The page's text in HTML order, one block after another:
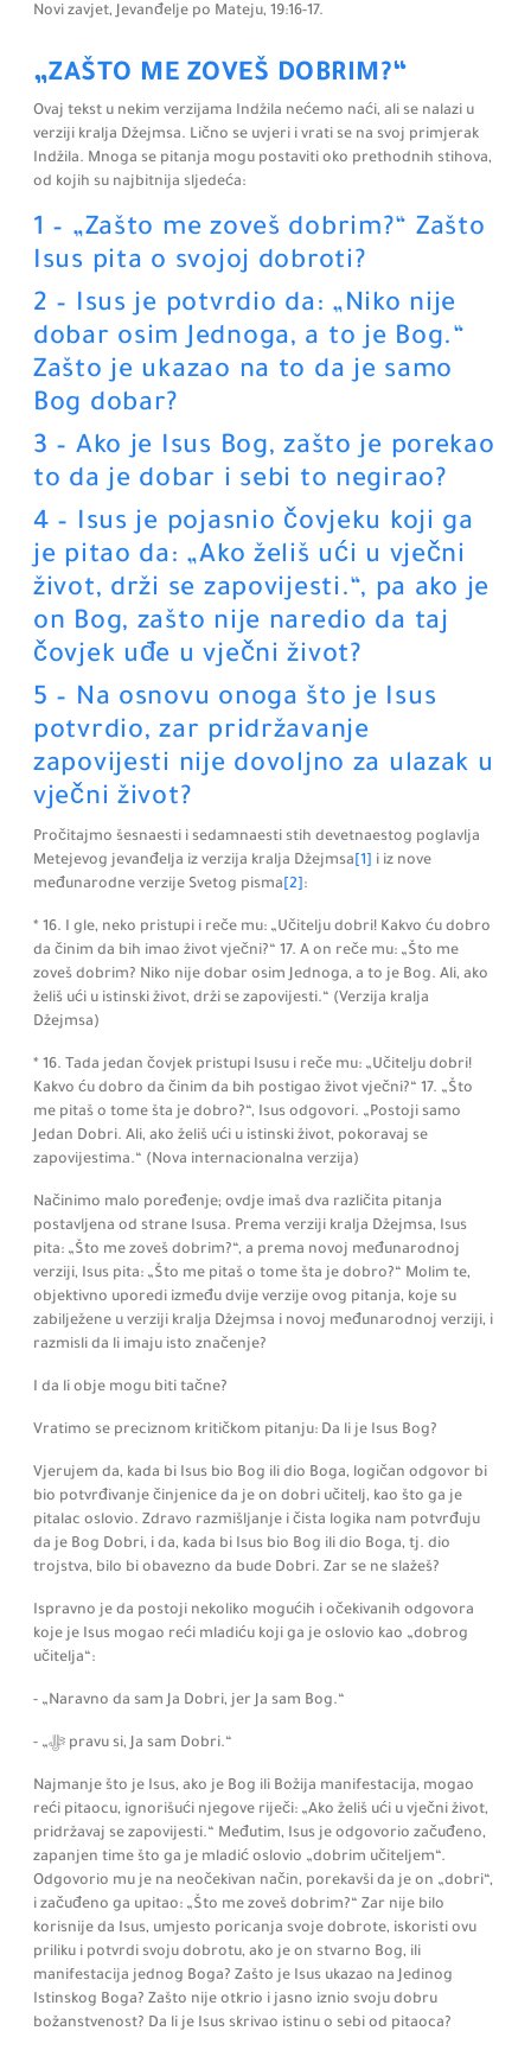
Novi zavjet, Jevanđelje po Mateju, 19:16-17.
„ZAŠTO ME ZOVEŠ DOBRIM?“
Ovaj tekst u nekim verzijama Indžila nećemo naći, ali se nalazi u
verziji kralja Džejmsa. Lično se uvjeri i vrati se na svoj primjerak
Indžila. Mnoga se pitanja mogu postaviti oko prethodnih stihova,
od kojih su najbitnija sljedeća:
1 – „Zašto me zoveš dobrim?“ Zašto
Isus pita o svojoj dobroti?
2 – Isus je potvrdio da: „Niko nije
dobar osim Jednoga, a to je Bog.“
Zašto je ukazao na to da je samo
Bog dobar?
3 – Ako je Isus Bog, zašto je porekao
to da je dobar i sebi to negirao?
4 – Isus je pojasnio čovjeku koji ga
je pitao da: „Ako želiš ući u vječni
život, drži se zapovijesti.“, pa ako je
on Bog, zašto nije naredio da taj
čovjek uđe u vječni život?
5 – Na osnovu onoga što je Isus
potvrdio, zar pridržavanje
zapovijesti nije dovoljno za ulazak u
vječni život?
Pročitajmo šesnaesti i sedamnaesti stih devetnaestog poglavlja
Metejevog jevanđelja iz verzija kralja Džejmsa [1] i iz nove
međunarodne verzije Svetog pisma [2] :
* 16. I gle, neko pristupi i reče mu: „Učitelju dobri! Kakvo ću dobro
da činim da bih imao život vječni?“ 17. A on reče mu: „Što me
zoveš dobrim? Niko nije dobar osim Jednoga, a to je Bog. Ali, ako
želiš ući u istinski život, drži se zapovijesti.“ (Verzija kralja
Džejmsa)
* 16. Tada jedan čovjek pristupi Isusu i reče mu: „Učitelju dobri!
Kakvo ću dobro da činim da bih postigao život vječni?“ 17. „Što
me pitaš o tome šta je dobro?“, Isus odgovori. „Postoji samo
Jedan Dobri. Ali, ako želiš ući u istinski život, pokoravaj se
zapovijestima.“ (Nova internacionalna verzija)
Načinimo malo poređenje; ovdje imaš dva različita pitanja
postavljena od strane Isusa. Prema verziji kralja Džejmsa, Isus
pita: „Što me zoveš dobrim?“, a prema novoj međunarodnoj
verziji, Isus pita: „Što me pitaš o tome šta je dobro?“ Molim te,
objektivno uporedi između dvije verzije ovog pitanja, koje su
zabilježene u verziji kralja Džejmsa i novoj međunarodnoj verziji, i
razmisli da li imaju isto značenje?
I da li obje mogu biti tačne?
Vratimo se preciznom kritičkom pitanju: Da li je Isus Bog?
Vjerujem da, kada bi Isus bio Bog ili dio Boga, logičan odgovor bi
bio potvrđivanje činjenice da je on dobri učitelj, kao što ga je
pitalac oslovio. Zdravo razmišljanje i čista logika nam potvrđuju
da je Bog Dobri, i da, kada bi Isus bio Bog ili dio Boga, tj. dio
trojstva, bilo bi obavezno da bude Dobri. Zar se ne slažeš?
Ispravno je da postoji nekoliko mogućih i očekivanih odgovora
koje je Isus mogao reći mladiću koji ga je oslovio kao „dobrog
učitelja“:
- „Naravno da sam Ja Dobri, jer Ja sam Bog.“
- „ﷻ‬ pravu si, Ja sam Dobri.“
Najmanje što je Isus, ako je Bog ili Božija manifestacija, mogao
reći pitaocu, ignorišući njegove riječi: „Ako želiš ući u vječni život,
pridržavaj se zapovijesti.“ Međutim, Isus je odgovorio začuđeno,
zapanjen time što ga je mladić oslovio „dobrim učiteljem“.
Odgovorio mu je na neočekivan način, porekavši da je on „dobri“,
i začuđeno ga upitao: „Što me zoveš dobrim?“ Zar nije bilo
korisnije da Isus, umjesto poricanja svoje dobrote, iskoristi ovu
priliku i potvrdi svoju dobrotu, ako je on stvarno Bog, ili
manifestacija jednog Boga? Zašto je Isus ukazao na Jedinog
Istinskog Boga? Zašto nije otkrio i jasno iznio svoju dobru
božanstvenost? Da li je Isus skrivao istinu o sebi od pitaoca?